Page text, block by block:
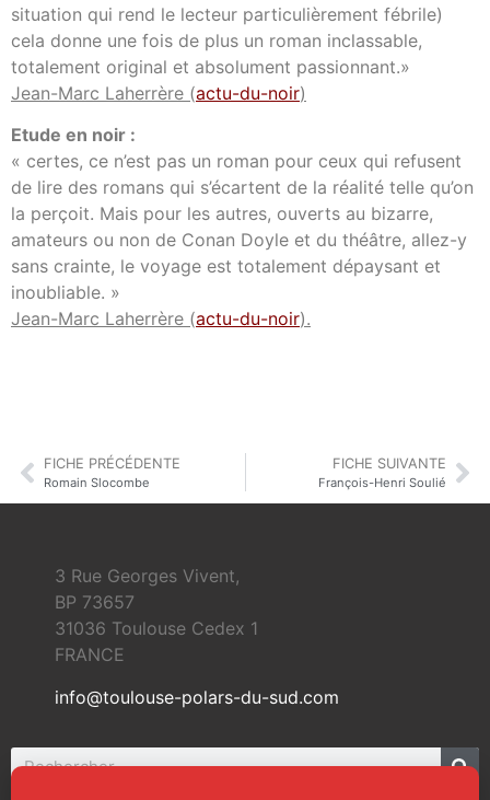
situation qui rend le lecteur particulièrement fébrile)
cela donne une fois de plus un roman inclassable,
totalement original et absolument passionnant.»
Jean-Marc Laherrère (actu-du-noir)
Etude en noir :
« certes, ce n’est pas un roman pour ceux qui refusent
de lire des romans qui s’écartent de la réalité telle qu’on
la perçoit. Mais pour les autres, ouverts au bizarre,
amateurs ou non de Conan Doyle et du théâtre, allez-y
sans crainte, le voyage est totalement dépaysant et
inoubliable. »
Jean-Marc Laherrère (actu-du-noir).
FICHE PRÉCÉDENTE
Romain Slocombe
FICHE SUIVANTE
François-Henri Soulié
3 Rue Georges Vivent,
BP 73657
31036 Toulouse Cedex 1
FRANCE
info@toulouse-polars-du-sud.com